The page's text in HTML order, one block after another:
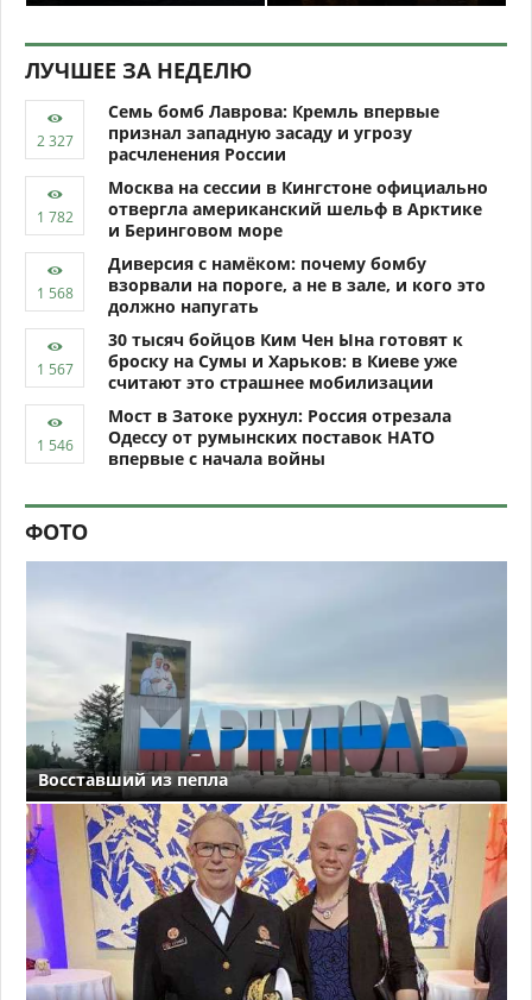
ЛУЧШЕЕ ЗА НЕДЕЛЮ
Семь бомб Лаврова: Кремль впервые
признал западную засаду и угрозу
расчленения России
Москва на сессии в Кингстоне официально
отвергла американский шельф в Арктике
и Беринговом море
Диверсия с намёком: почему бомбу
взорвали на пороге, а не в зале, и кого это
должно напугать
30 тысяч бойцов Ким Чен Ына готовят к
броску на Сумы и Харьков: в Киеве уже
считают это страшнее мобилизации
Мост в Затоке рухнул: Россия отрезала
Одессу от румынских поставок НАТО
впервые с начала войны
ФОТО
Восставший из пепла